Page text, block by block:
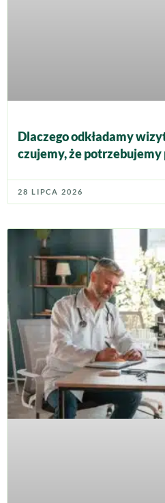
Dlaczego odkładamy
czujemy, że potrzebujemy
28 LIPCA 2026